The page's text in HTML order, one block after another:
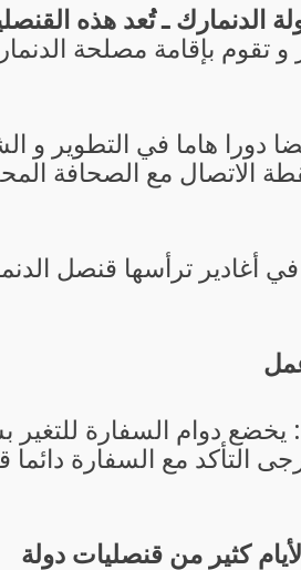
الدنمارك ـ تُعد هذه
و تقوم بإقامة مصلحة
دورا هاما في التطوير و
الاتصال مع الصحافة
أغادير ترأسها قنصل
يخضع دوام السفارة للتغير
التأكد مع السفارة دائما
كثير من قنصليات دولة